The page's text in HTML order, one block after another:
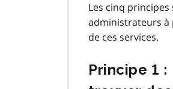
Les cinq
administrateurs à
de ces services.
Principe 1